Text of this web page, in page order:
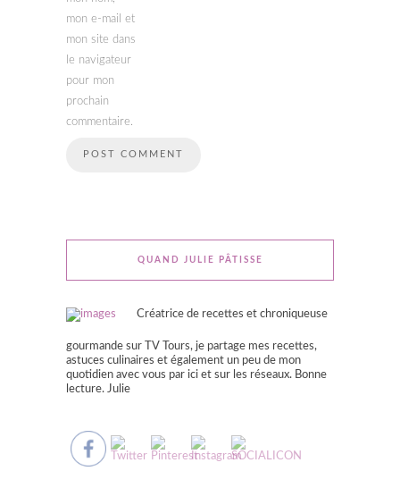
mon e-mail et
mon site dans
le navigateur
pour mon
prochain
commentaire.
QUAND JULIE PÂTISSE
Créatrice de recettes et chroniqueuse
gourmande sur TV Tours, je partage mes recettes,
astuces culinaires et également un peu de mon
quotidien avec vous par ici et sur les réseaux. Bonne
lecture. Julie